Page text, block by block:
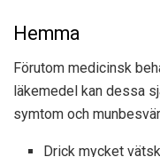
Hemma
Förutom medicinsk
läkemedel kan dessa
symtom och
Drick mycket